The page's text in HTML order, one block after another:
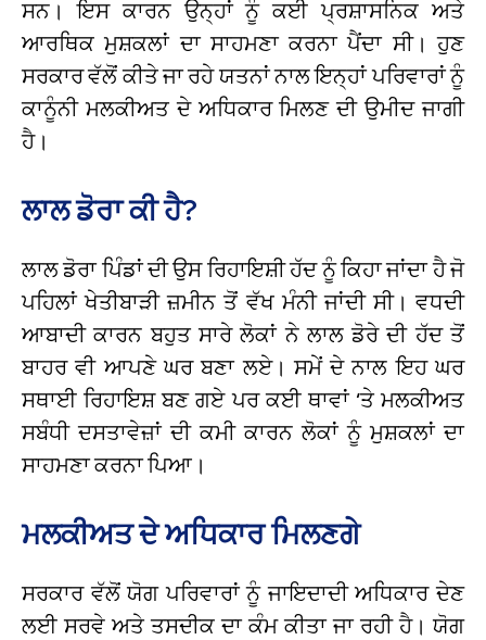
ਸਨ। ਇਸ ਕਾਰਨ ਉਨ੍ਹਾਂ ਨੂੰ ਕਈ ਪ੍ਰਸ਼ਾਸਨਿਕ ਅਤੇ
ਆਰਥਿਕ ਮੁਸ਼ਕਲਾਂ ਦਾ ਸਾਹਮਣਾ ਕਰਨਾ ਪੈਂਦਾ ਸੀ। ਹੁਣ
ਸਰਕਾਰ ਵੱਲੋਂ ਕੀਤੇ ਜਾ ਰਹੇ ਯਤਨਾਂ ਨਾਲ ਇਨ੍ਹਾਂ ਪਰਿਵਾਰਾਂ ਨੂੰ
ਕਾਨੂੰਨੀ ਮਲਕੀਅਤ ਦੇ ਅਧਿਕਾਰ ਮਿਲਣ ਦੀ ਉਮੀਦ ਜਾਗੀ
ਹੈ।
ਲਾਲ ਡੋਰਾ ਕੀ ਹੈ?
ਲਾਲ ਡੋਰਾ ਪਿੰਡਾਂ ਦੀ ਉਸ ਰਿਹਾਇਸ਼ੀ ਹੱਦ ਨੂੰ ਕਿਹਾ ਜਾਂਦਾ ਹੈ ਜੋ
ਪਹਿਲਾਂ ਖੇਤੀਬਾੜੀ ਜ਼ਮੀਨ ਤੋਂ ਵੱਖ ਮੰਨੀ ਜਾਂਦੀ ਸੀ। ਵਧਦੀ
ਆਬਾਦੀ ਕਾਰਨ ਬਹੁਤ ਸਾਰੇ ਲੋਕਾਂ ਨੇ ਲਾਲ ਡੋਰੇ ਦੀ ਹੱਦ ਤੋਂ
ਬਾਹਰ ਵੀ ਆਪਣੇ ਘਰ ਬਣਾ ਲਏ। ਸਮੇਂ ਦੇ ਨਾਲ ਇਹ ਘਰ
ਸਥਾਈ ਰਿਹਾਇਸ਼ ਬਣ ਗਏ ਪਰ ਕਈ ਥਾਵਾਂ ‘ਤੇ ਮਲਕੀਅਤ
ਸਬੰਧੀ ਦਸਤਾਵੇਜ਼ਾਂ ਦੀ ਕਮੀ ਕਾਰਨ ਲੋਕਾਂ ਨੂੰ ਮੁਸ਼ਕਲਾਂ ਦਾ
ਸਾਹਮਣਾ ਕਰਨਾ ਪਿਆ।
ਮਲਕੀਅਤ ਦੇ ਅਧਿਕਾਰ ਮਿਲਣਗੇ
ਸਰਕਾਰ ਵੱਲੋਂ ਯੋਗ ਪਰਿਵਾਰਾਂ ਨੂੰ ਜਾਇਦਾਦੀ ਅਧਿਕਾਰ ਦੇਣ
ਲਈ ਸਰਵੇ ਅਤੇ ਤਸਦੀਕ ਦਾ ਕੰਮ ਕੀਤਾ ਜਾ ਰਹੀ ਹੈ। ਯੋਗ